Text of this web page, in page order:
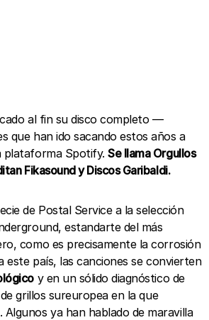
al fin su disco completo —
que han ido sacando estos años a
plataforma Spotify.Se llama Orgullos
Fikasound y Discos Garibaldi.
de Postal Service a la selección
estandarte del más
como es precisamente la corrosión
este país, las canciones se convierten
y en un sólido diagnóstico de
grillos sureuropea en la que
Algunos ya han hablado de maravilla